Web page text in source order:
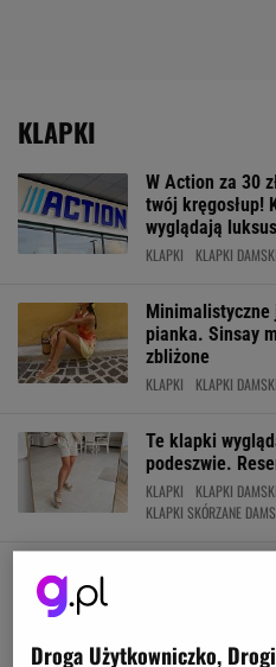
KLAPKI
W Action za 30
twój kręgosłup!
wyglądają
KLAPKI KLAPKI
pianka. Sinsay
zbliżone
KLAPKI KLAPKI
Te klapki
podeszwie.
KLAPKI KLAPKI
KLAPKI SKÓRZANE
Droga Użytkowniczko,